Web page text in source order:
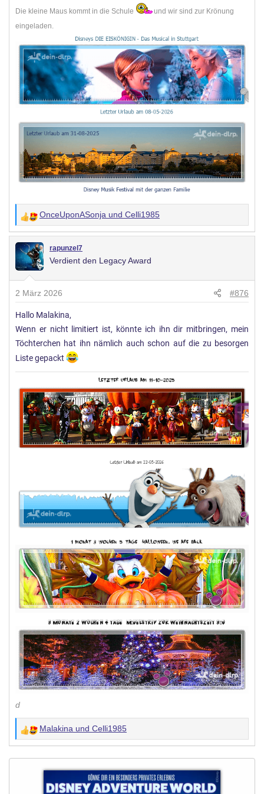
Die kleine Maus kommt in die Schule
und wir sind zur Krönung
eingeladen.
W
e
r
t
n
g
e
n
:
OnceUponASonja und Celli1985
rapunzel7
Verdient den Legacy Award
2 März 2026 #876
Hallo Malakina,
Wenn er nicht limitiert ist, könnte ich ihn dir mitbringen, mein
Töchterchen hat ihn nämlich auch schon auf die zu besorgen
Liste gepackt
d
W
e
r
Malakina und Celli1985